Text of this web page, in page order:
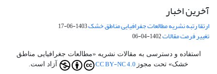
آخرین اخبار
ارتقا رتبه نشریه مطالعات جفرافیایی مناطق خشک1403-06-17
تغییر فرمت مقالات1402-04-06
استفاده و دسترسی به مقالات نشریه «مطالعات جغرافیایی مناطق
خشک» تحت مجوز CC BY-NC 4.0 آزاد است.